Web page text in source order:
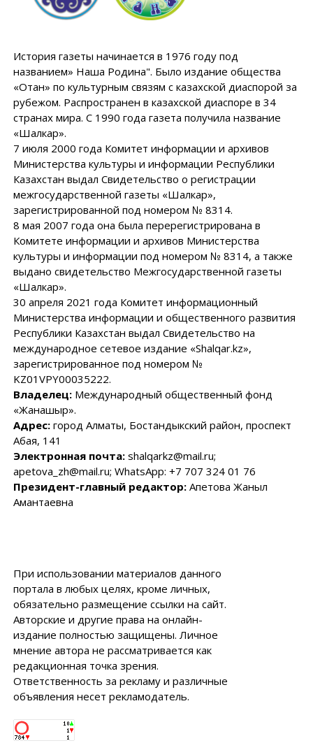
История газеты начинается в 1976 году под
названием» Наша Родина". Было издание общества
«Отан» по культурным связям с казахской диаспорой за
рубежом. Распространен в казахской диаспоре в 34
странах мира. С 1990 года газета получила название
«Шалкар».
7 июля 2000 года Комитет информации и архивов
Министерства культуры и информации Республики
Казахстан выдал Свидетельство о регистрации
межгосударственной газеты «Шалкар»,
зарегистрированной под номером № 8314.
8 мая 2007 года она была перерегистрирована в
Комитете информации и архивов Министерства
культуры и информации под номером № 8314, а также
выдано свидетельство Межгосударственной газеты
«Шалкар».
30 апреля 2021 года Комитет информационный
Министерства информации и общественного развития
Республики Казахстан выдал Свидетельство на
международное сетевое издание «Shalqar.kz»,
зарегистрированное под номером №
KZ01VPY00035222.
Владелец:Международный общественный фонд
«Жанашыр».
Адрес:город Алматы, Бостандыкский район, проспект
Абая, 141
Электронная почта:shalqarkz@mail.ru;
apetova_zh@mail.ru; WhatsApp: +7 707 324 01 76
Президент-главный редактор:Апетова Жаныл
Амантаевна
При использовании материалов данного
портала в любых целях, кроме личных,
обязательно размещение ссылки на сайт.
Авторские и другие права на онлайн-
издание полностью защищены. Личное
мнение автора не рассматривается как
редакционная точка зрения.
Ответственность за рекламу и различные
объявления несет рекламодатель.